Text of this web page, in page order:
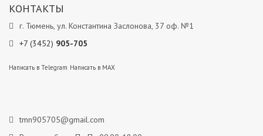
КОНТАКТЫ
г. Тюмень, ул. Константина Заслонова, 37 оф. №1
+7 (3452) 905-705
Написать в Telegram Написать в MAX
tmn905705@gmail.com